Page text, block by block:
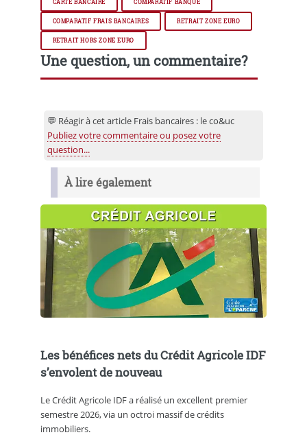
CARTE BANCAIRE COMPARATIF BANQUE
COMPARATIF FRAIS BANCAIRES RETRAIT ZONE EURO
RETRAIT HORS ZONE EURO
Une question, un commentaire?
💬 Réagir à cet article Frais bancaires : le co&uc
Publiez votre commentaire ou posez votre
question...
À lire également
Les bénéfices nets du Crédit Agricole IDF
s’envolent de nouveau
Le Crédit Agricole IDF a réalisé un excellent premier
semestre 2026, via un octroi massif de crédits
immobiliers.